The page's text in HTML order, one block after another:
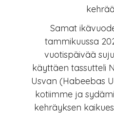
Samat
tammikuussa
vuotispäivää
käyttäen tassutteli
Usvan (Habeebas
kotiimme ja
kehräyksen